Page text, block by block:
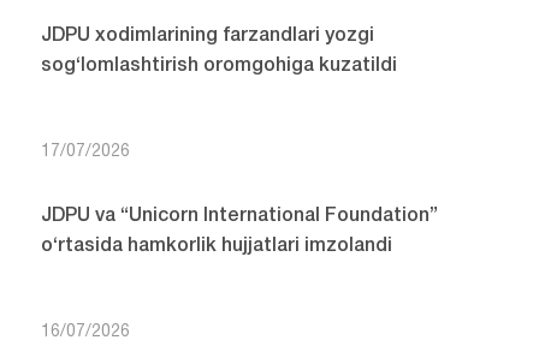
JDPU xodimlarining farzandlari yozgi
sog‘lomlashtirish oromgohiga kuzatildi
17/07/2026
JDPU va “Unicorn International Foundation”
o‘rtasida hamkorlik hujjatlari imzolandi
16/07/2026